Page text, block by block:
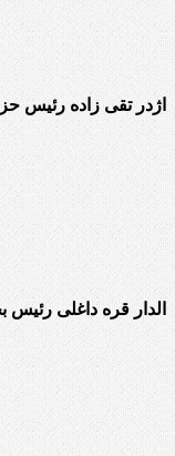
اژدر تقی زاده رئیس
الدار قره داغلی